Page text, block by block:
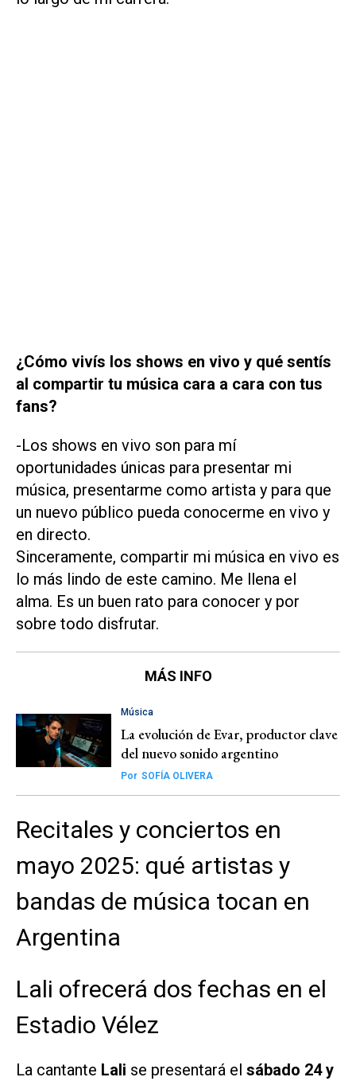
¿Cómo vivís los shows en vivo y qué sentís
al compartir tu música cara a cara con tus
fans?
-Los shows en vivo son para mí
oportunidades únicas para presentar mi
música, presentarme como artista y para que
un nuevo público pueda conocerme en vivo y
en directo.
Sinceramente, compartir mi música en vivo es
lo más lindo de este camino. Me llena el
alma. Es un buen rato para conocer y por
sobre todo disfrutar.
MÁS INFO
Música
La evolución de Evar, productor clave
del nuevo sonido argentino
Por SOFÍA OLIVERA
Recitales y conciertos en
mayo 2025: qué artistas y
bandas de música tocan en
Argentina
Lali ofrecerá dos fechas en el
Estadio Vélez
La cantante Lali se presentará el sábado 24 y